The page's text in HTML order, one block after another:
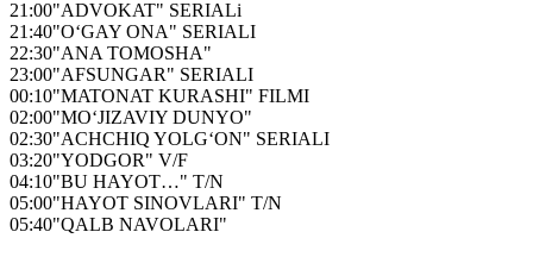
21:00"ADVOKAT" SERIALi
21:40"O‘GAY ONA" SERIALI
22:30"ANA TOMOSHA"
23:00"AFSUNGAR" SERIALI
00:10"MATONAT KURASHI" FILMI
02:00"MO‘JIZAVIY DUNYO"
02:30"ACHCHIQ YOLG‘ON" SERIALI
03:20"YODGOR" V/F
04:10"BU HAYOT…" T/N
05:00"HAYOT SINOVLARI" T/N
05:40"QALB NAVOLARI"